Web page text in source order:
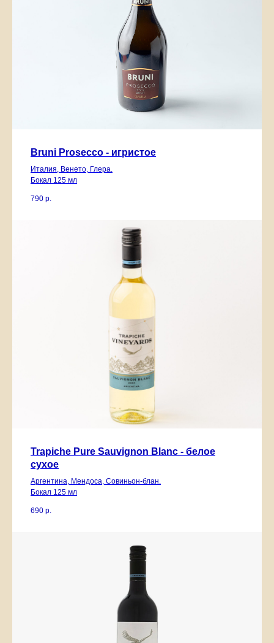
Bruni Prosecco - игристое
Италия, Венето, Глера.
Бокал 125 мл
790 р.
Trapiche Pure Sauvignon Blanc - белое
сухое
Аргентина, Мендоса, Совиньон-блан.
Бокал 125 мл
690 р.